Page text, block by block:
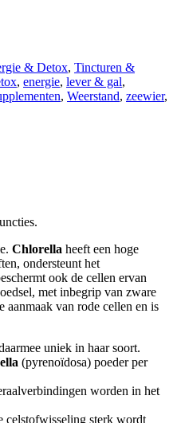
& Detox, Tincturen &
, energie, lever & gal,
, Weerstand, zeewier,
Chlorella heeft een hoge
ondersteunt het
ook de cellen ervan
met inbegrip van zware
aanmaak van rode cellen en is
uniek in haar soort.
(pyrenoïdosa) poeder per
worden in het
celstofwisseling sterk wordt